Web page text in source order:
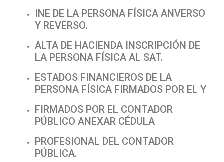
INE DE LA PERSONA FÍSICA ANVERSO
Y REVERSO.
ALTA DE HACIENDA INSCRIPCIÓN DE
LA PERSONA FÍSICA AL SAT.
ESTADOS FINANCIEROS DE LA
PERSONA FÍSICA FIRMADOS POR EL Y
FIRMADOS POR EL CONTADOR
PÚBLICO ANEXAR CÉDULA
PROFESIONAL DEL CONTADOR
PÚBLICA.